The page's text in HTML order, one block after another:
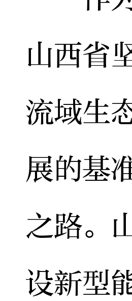
山西省
流域生
展的基
之路。
设新型